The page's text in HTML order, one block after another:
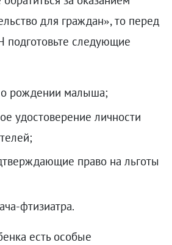
для граждан», то перед
следующие
о рождении малыша;
удостоверение личности
право на льготы
фтизиатра.
есть особые